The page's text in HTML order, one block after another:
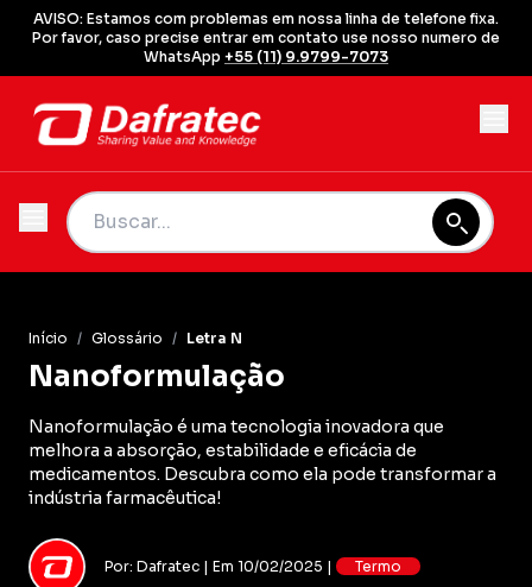
AVISO: Estamos com problemas em nossa linha de telefone fixa.
Por favor, caso precise entrar em contato use nosso numero de
WhatsApp +55 (11) 9.9799-7073
Início / Glossário / Letra N
Nanoformulação
Nanoformulação é uma tecnologia inovadora que
melhora a absorção, estabilidade e eficácia de
medicamentos. Descubra como ela pode transformar a
indústria farmacêutica!
Por: Dafratec | Em 10/02/2025 | Termo